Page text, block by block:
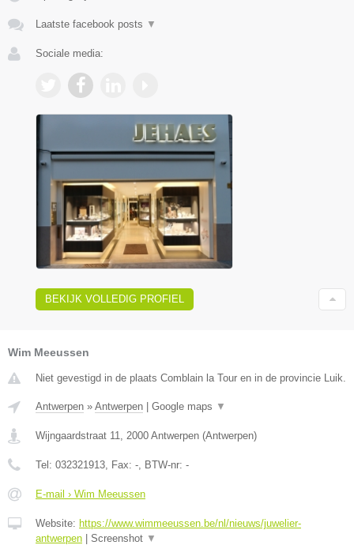
Laatste facebook posts ▼
Sociale media:
BEKIJK VOLLEDIG PROFIEL
Wim Meeussen
Niet gevestigd in de plaats Comblain la Tour en in de provincie Luik.
Antwerpen » Antwerpen Google maps ▼
Wijngaardstraat 11 2000 Antwerpen (Antwerpen)
Tel: 032321913 , Fax: - , BTW-nr: -
E-mail › Wim Meeussen
Website: https://www.wimmeeussen.be/nl/nieuws/juwelier-
antwerpen
Screenshot ▼